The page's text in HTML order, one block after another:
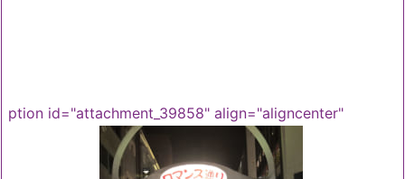
ption id="attachment_39858" align="aligncenter"